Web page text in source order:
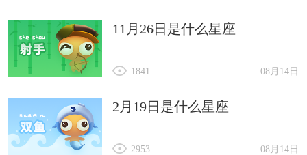
11月26日是什么星座
08月14日
1841
2月19日是什么星座
08月14日
2953